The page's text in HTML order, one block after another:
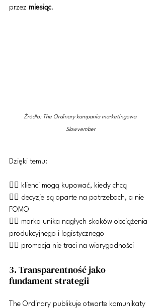
przez miesiąc.
Źródło: The Ordinary kampania marketingowa
Slowvember
Dzięki temu:
👍🏼 klienci mogą kupować, kiedy chcą
👍🏼 decyzje są oparte na potrzebach, a nie
FOMO
👍🏼 marka unika nagłych skoków obciążenia
produkcyjnego i logistycznego
👍🏼 promocja nie traci na wiarygodności
3. Transparentność jako
fundament strategii
The Ordinary publikuje otwarte komunikaty